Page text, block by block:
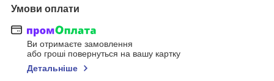
Умови оплати
Ви отримаєте замовлення
або гроші повернуться на вашу картку
Детальніше